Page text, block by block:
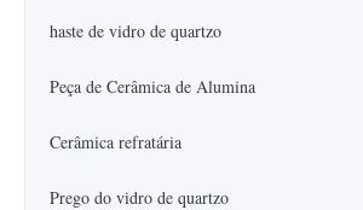
haste de vidro de quartzo
Peça de Cerâmica de Alumina
Cerâmica refratária
Prego do vidro de quartzo